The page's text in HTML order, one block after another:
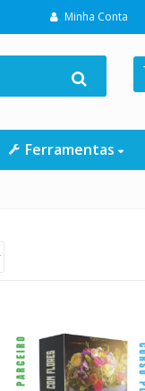
Minha Conta
Ferramentas